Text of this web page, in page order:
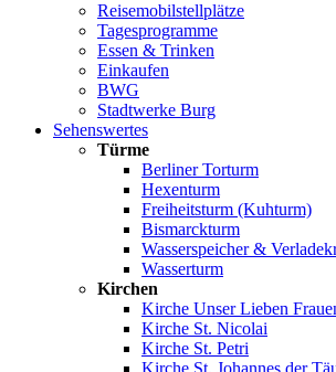
Reisemobilstellplätze
Tagesprogramme
Essen & Trinken
Einkaufen
BWG
Stadtwerke Burg
Sehenswertes
Türme
Berliner Torturm
Hexenturm
Freiheitsturm (Kuhturm)
Bismarckturm
Wasserspeicher &
Wasserturm
Kirchen
Kirche Unser Lieben
Kirche St. Nicolai
Kirche St. Petri
Kirche St. Johannes der